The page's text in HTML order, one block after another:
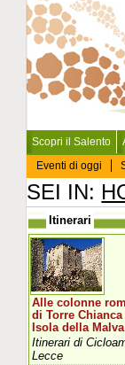
Scopri il Salento
Eventi di oggi
SEI IN:
Itinerari
Alle colonne
di Torre Chianca
Isola della Malva
Itinerari di
Lecce